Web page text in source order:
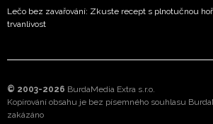
Lečo bez zavařování: Zkuste recept s plnotučnou
trvanlivost
© 2003-2026 BurdaMedia Extra s.r.o.
Kopírování obsahu je bez písemného souhlasu
zakázáno